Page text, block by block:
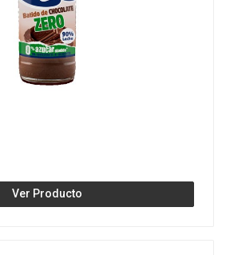
Ver Producto